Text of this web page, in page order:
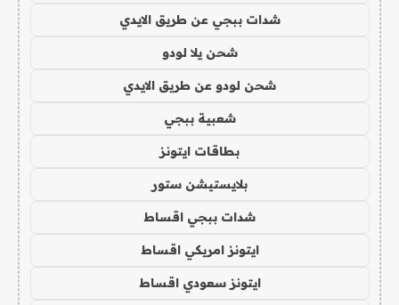
شدات ببجي عن طريق الايدي
شحن يلا لودو
شحن لودو عن طريق الايدي
شعبية ببجي
بطاقات ايتونز
بلايستيشن ستور
شدات ببجي اقساط
ايتونز امريكي اقساط
ايتونز سعودي اقساط